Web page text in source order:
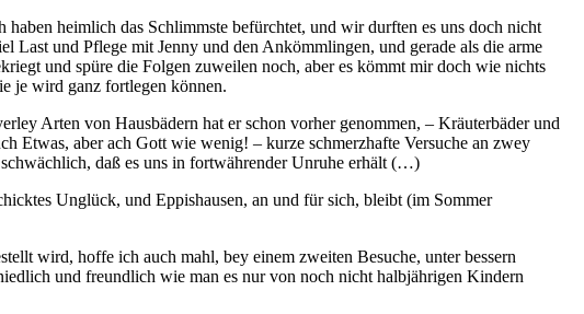
heimlich das Schlimmste befürchtet, und wir durften es uns doch nicht
Last und Pflege mit Jenny und den Ankömmlingen, und gerade als die arme
und spüre die Folgen zuweilen noch, aber es kömmt mir doch wie nichts
je wird ganz fortlegen können.
Arten von Hausbädern hat er schon vorher genommen, – Kräuterbäder und
Etwas, aber ach Gott wie wenig! – kurze schmerzhafte Versuche an zwey
daß es uns in fortwährender Unruhe erhält (…)
Unglück, und Eppishausen, an und für sich, bleibt (im Sommer
wird, hoffe ich auch mahl, bey einem zweiten Besuche, unter bessern
und freundlich wie man es nur von noch nicht halbjährigen Kindern